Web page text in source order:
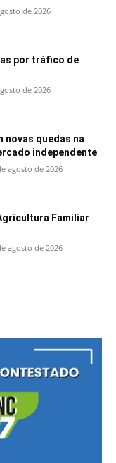
de 2026
por tráfico de
de 2026
novas quedas na
independente
agosto de 2026
Familiar
agosto de 2026